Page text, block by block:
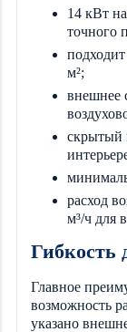
14 кВт
точного
м²;
внешнее
скрытый
расход
м³/ч для
Гибкость
Главное
возможность
указано